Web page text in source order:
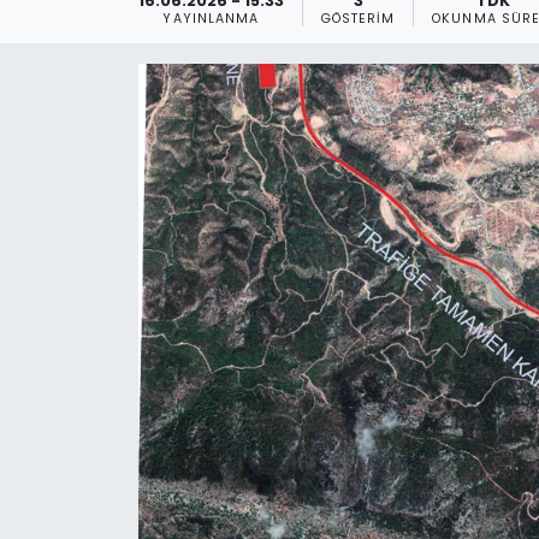
YAYINLANMA GÖSTERIM OKUNMA
KKTC YEREL SEÇİM 2018
Kültür Sanat
Magazin
Nöbetçi Eczaneler
Otomobil Dünyası